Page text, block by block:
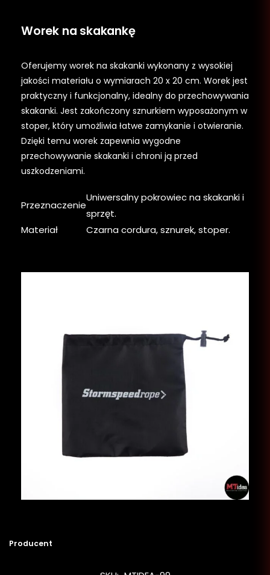
Worek na skakankę
Oferujemy worek na skakanki wykonany z wysokiej
jakości materiału o wymiarach 20 x 20 cm. Worek jest
praktyczny i funkcjonalny, idealny do przechowywania
skakanki. Jest zakończony sznurkiem wyposażonym w
stoper, który umożliwia łatwe zamykanie i otwieranie.
Dzięki temu worek zapewnia wygodne
przechowywanie skakanki i chroni ją przed
uszkodzeniami.
Przeznaczenie
Uniwersalny pokrowiec na skakanki i
sprzęt.
Materiał
Czarna cordura, sznurek, stoper.
Producent